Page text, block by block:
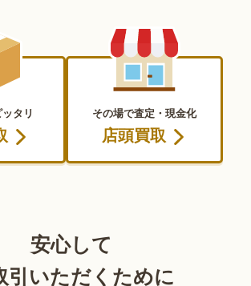
タリ その場で査定・現金化
店頭買取
安心して
引いただくために